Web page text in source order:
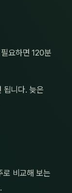
요하면 120분
됩니다. 늦은
로 비교해 보는